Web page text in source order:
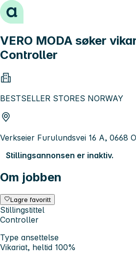
Hopp til innhold
VERO MODA søker
Controller
BESTSELLER STORES NORWAY
Verkseier Furulundsvei 16 A, 0668
Stillingsannonsen er inaktiv.
Om jobben
Lagre favoritt
Stillingstittel
Controller
Type ansettelse
Vikariat, heltid 100%